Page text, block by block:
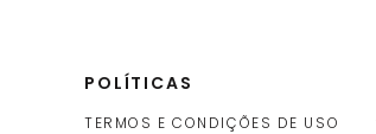
POLÍTICAS
TERMOS E CONDIÇÕES DE USO